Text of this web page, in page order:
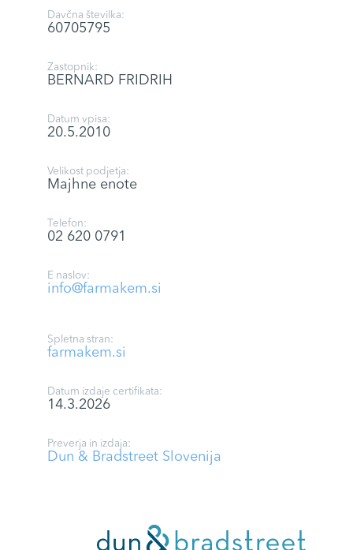
Davčna številka:
60705795
Zastopnik:
BERNARD FRIDRIH
Datum vpisa:
20.5.2010
Velikost podjetja:
Majhne enote
Telefon:
02 620 0791
E naslov:
info@farmakem.si
Spletna stran:
farmakem.si
Datum izdaje certifikata:
14.3.2026
Preverja in izdaja:
Dun & Bradstreet Slovenija